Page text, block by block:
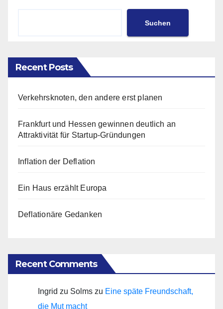
Suchen
Recent Posts
Verkehrsknoten, den andere erst planen
Frankfurt und Hessen gewinnen deutlich an
Attraktivität für Startup-Gründungen
Inflation der Deflation
Ein Haus erzählt Europa
Deflationäre Gedanken
Recent Comments
Ingrid zu Solms zu Eine späte Freundschaft,
die Mut macht